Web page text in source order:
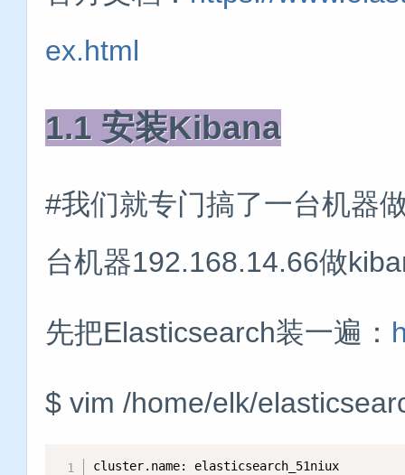
ex.html
1.1 安装Kibana
#我们就专门搞了一台机器
台机器192.168.14.66做
先把Elasticsearch装一遍：
$ vim /home/elk/
cluster.name: elasticsearch_51niux